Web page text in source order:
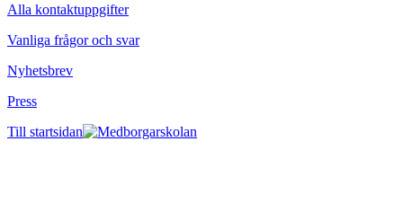
Alla kontaktuppgifter
Vanliga frågor och svar
Nyhetsbrev
Press
Till startsidan